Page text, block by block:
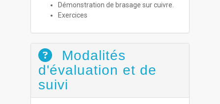
Démonstration de brasage sur cuivre.
Exercices
Modalités
d'évaluation et de
suivi